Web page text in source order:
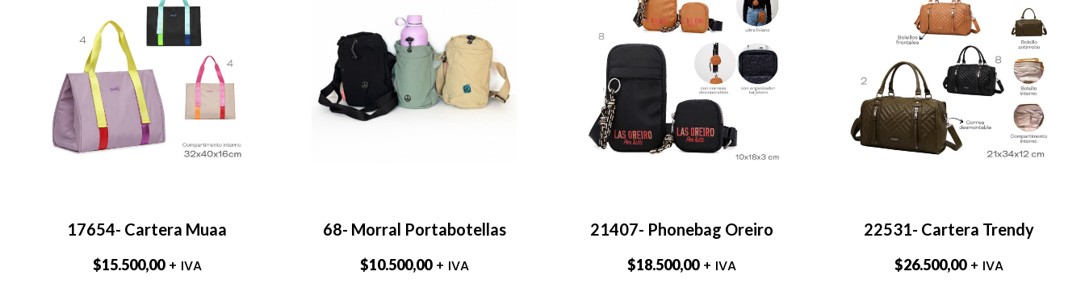
17654- Cartera Muaa
$15.500,00 + IVA
68- Morral Portabotellas
$10.500,00 + IVA
21407- Phonebag Oreiro
$18.500,00 + IVA
22531- Cartera Trendy
$26.500,00 + IVA